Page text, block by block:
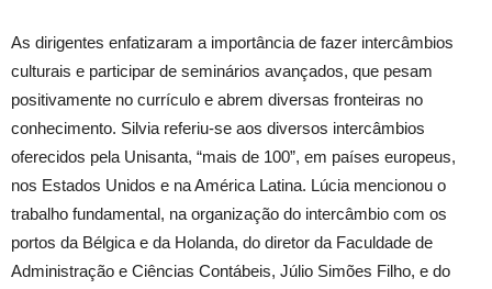
As dirigentes enfatizaram a importância de fazer intercâmbios
culturais e participar de seminários avançados, que pesam
positivamente no currículo e abrem diversas fronteiras no
conhecimento. Silvia referiu-se aos diversos intercâmbios
oferecidos pela Unisanta, “mais de 100”, em países europeus,
nos Estados Unidos e na América Latina. Lúcia mencionou o
trabalho fundamental, na organização do intercâmbio com os
portos da Bélgica e da Holanda, do diretor da Faculdade de
Administração e Ciências Contábeis, Júlio Simões Filho, e do